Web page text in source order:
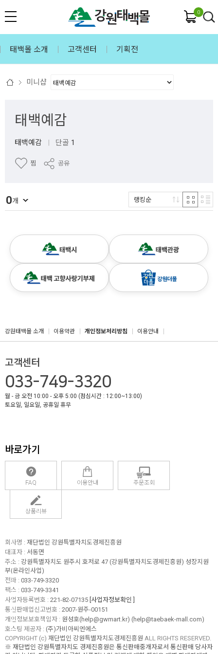
0
태백몰 소개 고객센터 기획전
미니샵
태백예감
태백예감 | 단골 1
찜 공유
0개 랭킹순
강원태백몰 소개 이용약관 개인정보처리방침 이용안내
고객센터
033-749-3320
월 - 금 오전 10:00 - 오후 5:00 (점심시간 : 12:00~13:00)
토요일, 일요일, 공휴일 휴무
바로가기
FAQ 이용안내 주문조회
상품리뷰
회사명 : 재단법인 강원특별자치도경제진흥원
대표자 : 서동면
주소 : 강원특별자치도 원주시 호저로 47 (강원특별자치도경제진흥원) 성장지원
부(온라인사업)
전화 : 033-749-3320
팩스 : 033-749-3341
사업자등록번호 : 221-82-07135 [사업자정보확인 ]
통신판매업신고번호 : 2007-원주-00151
개인정보보호책임자 : 원성호(help@gwmart.kr) (help@taebaek-mall.com)
호스팅 제공자 : (주)가비아씨엔에스
COPYRIGHT (c) 재단법인 강원특별자치도경제진흥원 ALL RIGHTS RESERVED.
※ 재단법인 강원특별자치도 경제진흥원은 통신판매중개자로서 통신판매 당사자